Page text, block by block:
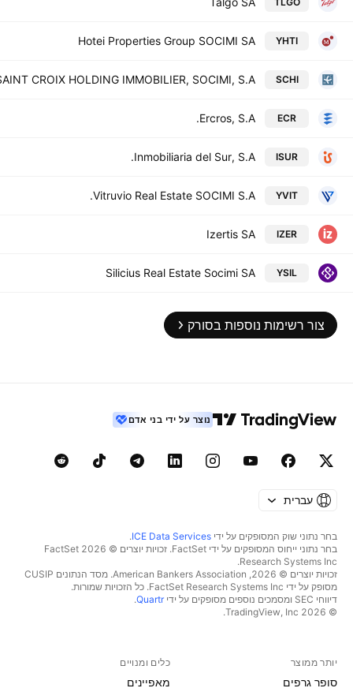
YHTI
Hotei Properties Group SOCIMI SA
SCHI
CROIX HOLDING IMMOBILIER, SOCIMI, S.A.
ECR
Ercros, S.A.
ISUR
Inmobiliaria del Sur, S.A.
YVIT
Vitruvio Real Estate SOCIMI S.A.
IZER
Izertis SA
YSIL
Silicius Real Estate Socimi SA
צור רשימות נוספות בסורק
נוצר על ידי בני אדם
עברית
בחר נתוני שוק המסופקים על ידי ICE Data Services
.
בחר נתוני ייחוס המסופקים על ידי FactSet. זכויות יוצרים © 2026 ‏FactSet
Research Systems Inc.‏
זכויות יוצרים © 2026, ‏American Bankers Association. מסד הנתונים CUSIP
מסופק על ידי FactSet Research Systems Inc. כל הזכויות שמורות.
דיווחי SEC ומסמכים נוספים מסופקים על ידי
Quartr
.
© 2026 ‏TradingView, Inc.‏
יותר ממוצר
סופר גרפים
כלים ומנויים
מאפיינים